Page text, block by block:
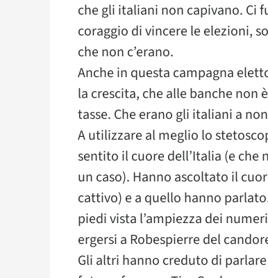
che gli italiani non capivano. Ci
coraggio di vincere le elezioni,
che non c’erano.
Anche in questa campagna
la crescita, che alle banche non
tasse. Che erano gli italiani a
A utilizzare al meglio lo
sentito il cuore dell’Italia (e che
un caso). Hanno ascoltato il
cattivo) e a quello hanno
piedi vista l’ampiezza dei
ergersi a Robespierre del
Gli altri hanno creduto di